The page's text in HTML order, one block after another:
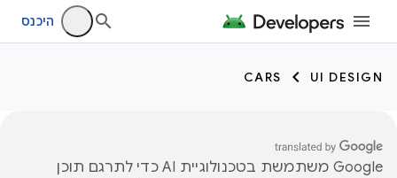
היכנס
UI DESIGN
CARS
‫Google משתמשת בטכנולוגיית AI כדי לתרגם תוכן